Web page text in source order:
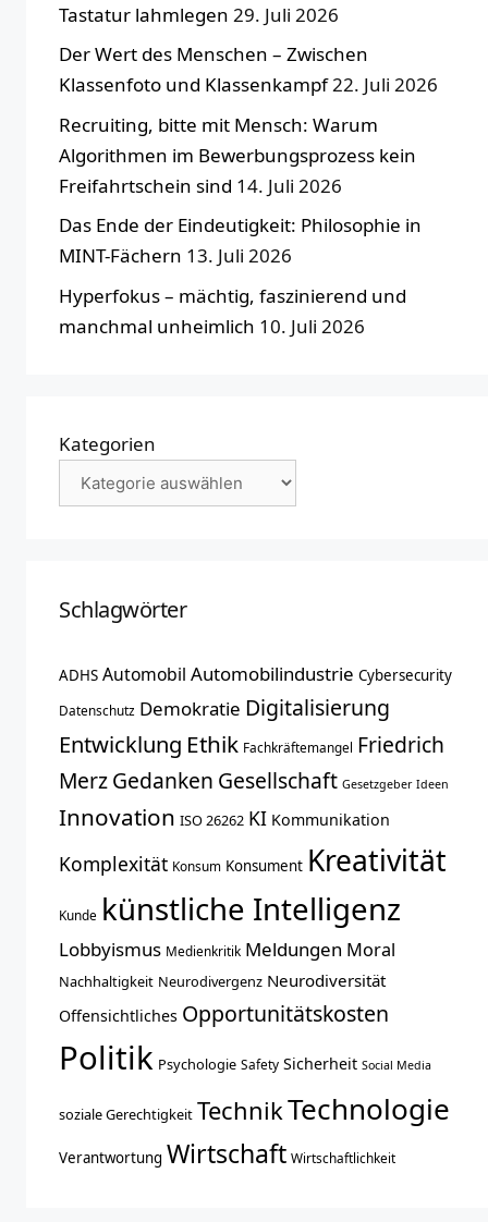
Tastatur lahmlegen 29. Juli 2026
Der Wert des Menschen – Zwischen
Klassenfoto und Klassenkampf22. Juli 2026
Recruiting, bitte mit Mensch: Warum
Algorithmen im Bewerbungsprozess kein
Freifahrtschein sind 14. Juli 2026
Das Ende der Eindeutigkeit: Philosophie in
MINT-Fächern 13. Juli 2026
Hyperfokus – mächtig, faszinierend und
manchmal unheimlich 10. Juli 2026
Kategorien
Schlagwörter
ADHS Automobil Automobilindustrie Cybersecurity
Datenschutz Demokratie Digitalisierung
Entwicklung Ethik Fachkräftemangel Friedrich
MerzGedanken Gesellschaft Gesetzgeber Ideen
Innovation ISO 26262 KI Kommunikation
Komplexität Konsum Konsument Kreativität
Kunde künstliche Intelligenz
Lobbyismus Medienkritik Meldungen Moral
Nachhaltigkeit Neurodivergenz Neurodiversität
Offensichtliches Opportunitätskosten
Politik Psychologie Safety Sicherheit Social Media
soziale Gerechtigkeit TechnikTechnologie
Verantwortung Wirtschaft Wirtschaftlichkeit